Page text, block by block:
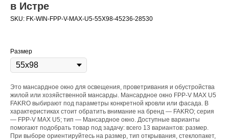
в Истре
SKU: FK-WIN-FPP-V-MAX-U5-55X98-45236-28530
Размер
Это мансардное окно для освещения, проветривания и обустройства
жилой или хозяйственной мансарды. Мансардное окно FPP-V MAX U5
FAKRO выбирают под параметры конкретной кровли или фасада. В
характеристиках стоит обратить внимание на бренд — FAKRO; серия
— FPP-V MAX U5; тип — Мансардное окно. Доступные варианты
помогают подобрать товар под задачу: всего 13 вариантов: размер.
При выборе ориентируйтесь на размер, тип открывания, стеклопакет,